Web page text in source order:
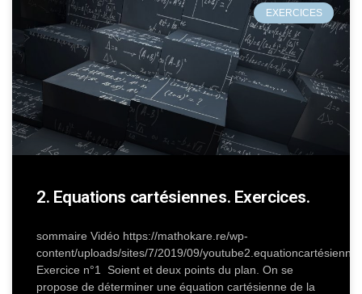
EXERCICES
2. Equations cartésiennes. Exercices.
sommaire Vidéo https://mathokare.re/wp-
content/uploads/sites/7/2019/09/
Exercice n°1 Soient et deux points du plan. On se
propose de déterminer une équation cartésienne de la